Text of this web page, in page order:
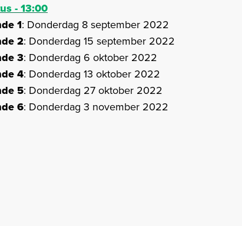
- 13:00
1: Donderdag 8 september 2022
2: Donderdag 15 september 2022
3: Donderdag 6 oktober 2022
4: Donderdag 13 oktober 2022
5: Donderdag 27 oktober 2022
6: Donderdag 3 november 2022